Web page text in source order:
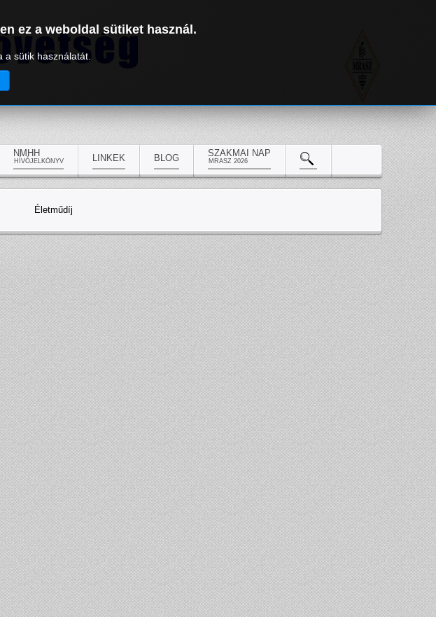
NMHH
HÍVÓJELKÖNYV LINKEK BLOG SZAKMAI NAP
MRASZ 2026
Életműdíj
ez a weboldal sütiket használ.
a sütik használatát.